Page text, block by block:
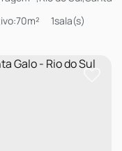
70m² 1sala(s)